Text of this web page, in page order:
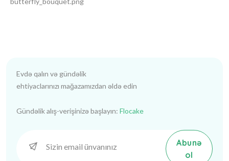
Evdə qalın və gündəlik
ehtiyaclarınızı mağazamızdan əldə edin
Gündəlik alış-verişinizə başlayın: Flocake
Abunə
ol